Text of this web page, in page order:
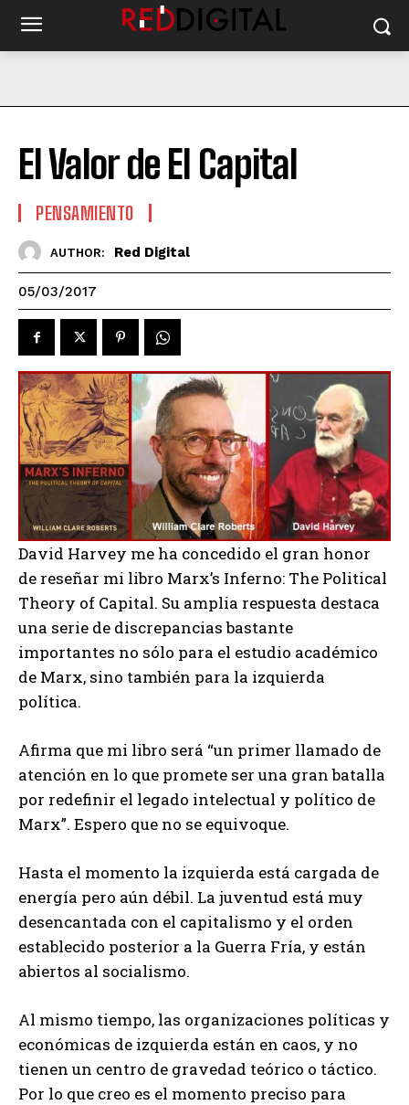
El Valor de El Capital
PENSAMIENTO
AUTHOR: Red Digital
05/03/2017
David Harvey me ha concedido el gran honor
de reseñar mi libro Marx’s Inferno: The Political
Theory of Capital. Su amplia respuesta destaca
una serie de discrepancias bastante
importantes no sólo para el estudio académico
de Marx, sino también para la izquierda
política.
Afirma que mi libro será “un primer llamado de
atención en lo que promete ser una gran batalla
por redefinir el legado intelectual y político de
Marx”. Espero que no se equivoque.
Hasta el momento la izquierda está cargada de
energía pero aún débil. La juventud está muy
desencantada con el capitalismo y el orden
establecido posterior a la Guerra Fría, y están
abiertos al socialismo.
Al mismo tiempo, las organizaciones políticas y
económicas de izquierda están en caos, y no
tienen un centro de gravedad teórico o táctico.
Por lo que creo es el momento preciso para